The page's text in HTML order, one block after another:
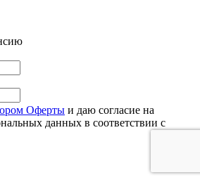
Оферты и даю согласие на
данных в соответствии с